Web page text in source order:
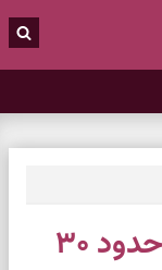
طرز تهیه ماست فوری در حدود ۳۰